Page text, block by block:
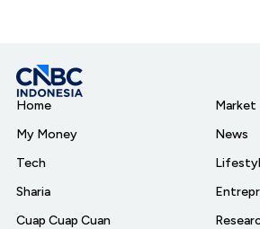
Home
My Money
Tech
Sharia
Cuap Cuap Cuan
Market
News